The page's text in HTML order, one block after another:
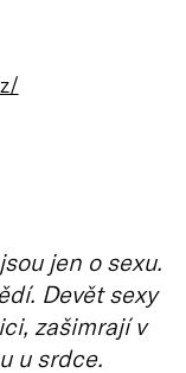
jen o sexu.
Devět sexy
zašimrají v
u srdce.